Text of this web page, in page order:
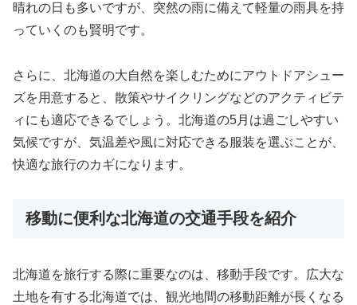
晴れの日も多いですが、突然の雨に備えて軽量の雨具を持
っていくのも賢明です。
さらに、北海道の大自然を楽しむためにアウトドアシュー
ズを用意すると、散策やサイクリングなどのアクティビテ
ィにも適応できるでしょう。北海道の5月は過ごしやすい
気候ですが、気温差や風に対応できる服装を選ぶことが、
快適な旅行のカギになります。
移動に便利な北海道の交通手段を紹介
北海道を旅行する際に重要なのは、移動手段です。広大な
土地を有する北海道では、観光地間の移動距離が長くなる